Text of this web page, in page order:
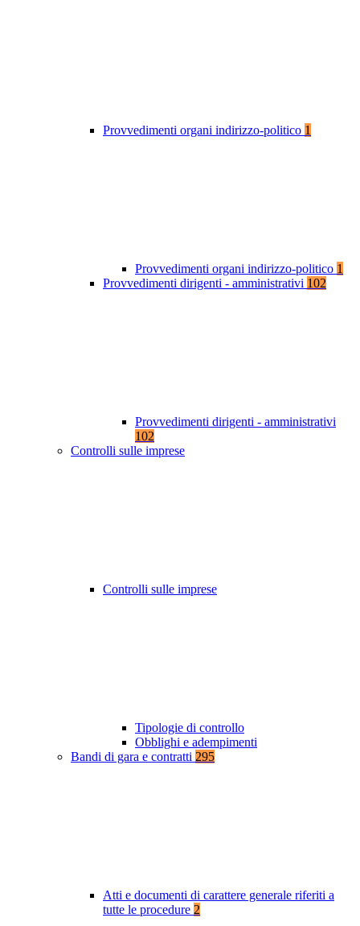
Provvedimenti organi indirizzo-politico 1
Provvedimenti organi indirizzo-politico 1
Provvedimenti dirigenti - amministrativi 102
Provvedimenti dirigenti - amministrativi
102
Controlli sulle imprese
Controlli sulle imprese
Tipologie di controllo
Obblighi e adempimenti
Bandi di gara e contratti 295
Atti e documenti di carattere generale riferiti a
tutte le procedure 2